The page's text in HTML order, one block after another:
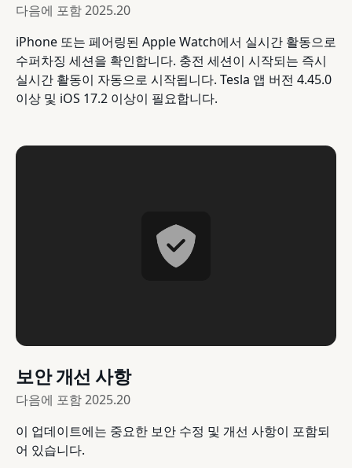
다음에 포함2025.20
iPhone 또는 페어링된 Apple Watch에서 실시간 활동으로
수퍼차징 세션을 확인합니다. 충전 세션이 시작되는 즉시
실시간 활동이 자동으로 시작됩니다. Tesla 앱 버전 4.45.0
이상 및 iOS 17.2 이상이 필요합니다.
보안 개선 사항
다음에 포함2025.20
이 업데이트에는 중요한 보안 수정 및 개선 사항이 포함되
어 있습니다.